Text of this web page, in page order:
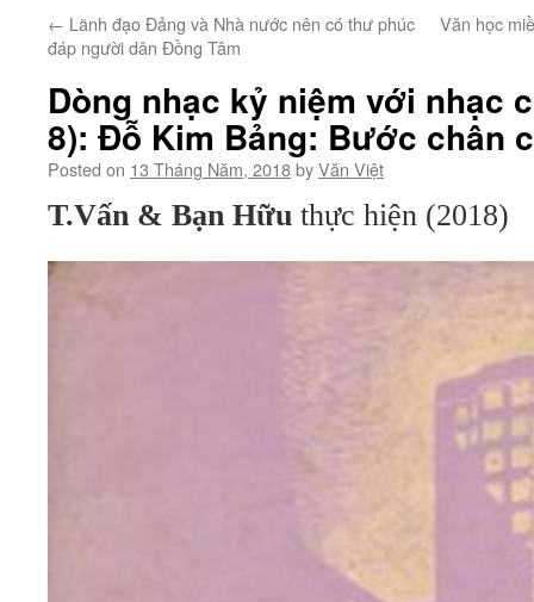
← Lãnh đạo Đảng và Nhà nước nên có thư phúc
đáp người dân Đồng Tâm
Văn học
Dòng nhạc kỷ niệm với nhạc
8): Đỗ Kim Bảng: Bước chân
Posted on 13 Tháng Năm, 2018byVăn Việt
T.Vấn & Bạn Hữu thực hiện (2018)